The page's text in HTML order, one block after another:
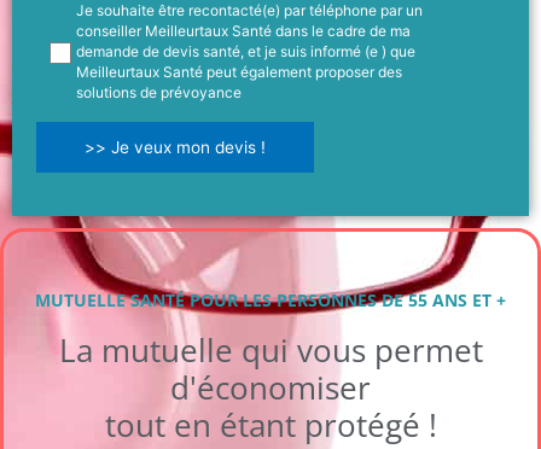
MUTUELLE SANTÉ POUR LES PERSONNES DE 55 ANS ET +
La mutuelle qui vous permet
d'économiser
tout en étant protégé !
Je souhaite être recontacté(e) par téléphone par un
conseiller Meilleurtaux Santé dans le cadre de ma
demande de devis santé, et je suis informé (e ) que
Meilleurtaux Santé peut également proposer des
solutions de prévoyance
>> Je veux mon devis !